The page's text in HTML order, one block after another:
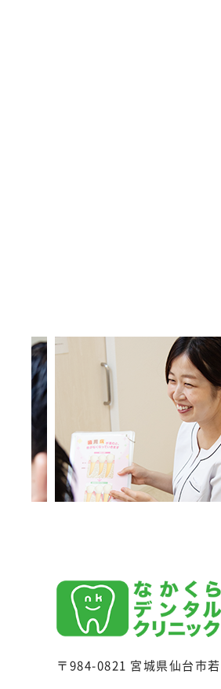
〒984-0821 宮城県仙台市